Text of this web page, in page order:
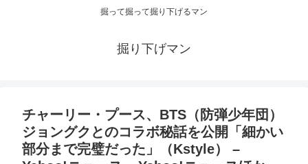
掘って掘って掘り下げるマン
掘り下げマン
チャーリー・プース、BTS（防弾少年団）
ジョングクとのコラボ秘話を公開「細かい
部分まで完璧だった」（Kstyle） –